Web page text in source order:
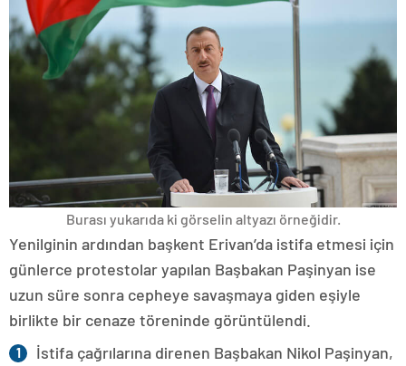
Burası yukarıda ki görselin altyazı örneğidir.
Yenilginin ardından başkent Erivan’da istifa etmesi için
günlerce protestolar yapılan Başbakan Paşinyan ise
uzun süre sonra cepheye savaşmaya giden eşiyle
birlikte bir cenaze töreninde görüntülendi.
İstifa çağrılarına direnen Başbakan Nikol Paşinyan,